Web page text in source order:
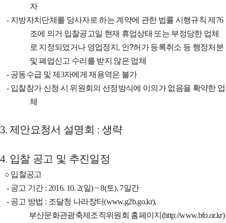
자
- 지방자치단체를 당사자로 하는 계약에 관한 법률 시행규칙 제 76
조에 의거 입찰공고일 현재 휴업상태 또는 부정당한 업체
로 지정되었거나 영업정지 , 인?허가 등록취소 등 행정처분
및 폐업신고 수리를 받지 않은 업체
- 공동수급 및 제 3자에게 재용역은 불가
- 입찰참가 신청 시 위원회의 선정방식에 이의가 없음을 확약한 업
체
3. 제안요청서 설명회 :생략
4. 입찰 공고 및 추진일정
○ 입찰공고
- 공고 기간 : 2016. 10. 2(일) ~ 8(토), 7일간
- 공고 방법 : 조달청 나라장터(www.g2b.go.kr),
부산문화관광축제조직위원회 홈페이지 (http://www.bfo.or.kr)